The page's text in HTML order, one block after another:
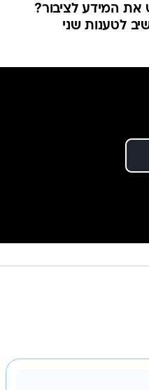
את המידע לציבור?
לטענות שני